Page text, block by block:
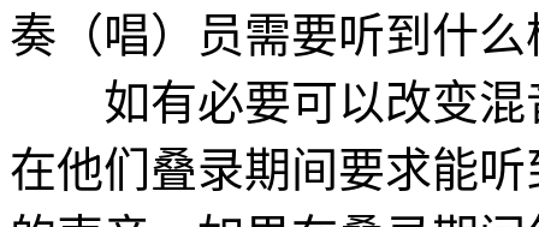
奏（唱）员需要听到什
如有必要可以改变混
在他们叠录期间要求能